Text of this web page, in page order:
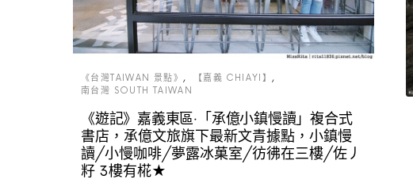
《台灣TAIWAN 景點》
【嘉義 CHIAYI】
南台灣 SOUTH TAIWAN
《遊記》嘉義東區‧「承億小鎮慢讀」複合式
書店，承億文旅旗下最新文青據點，小鎮慢
讀/小慢咖啡/夢露冰菓室/彷彿在三樓/佐丿
籽 3樓有椛★